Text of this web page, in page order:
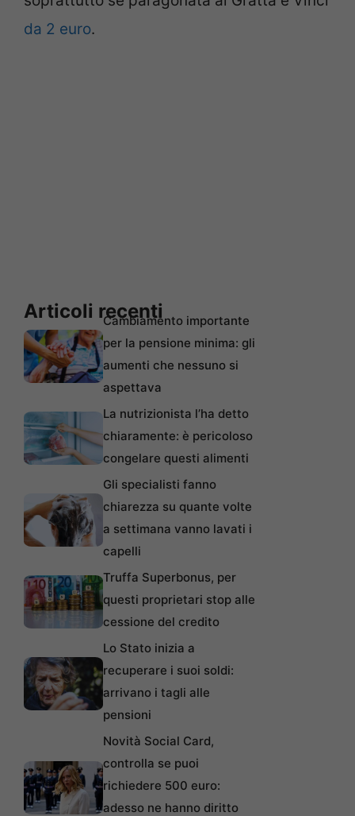
da 2 euro.
Articoli recentiCambiamento importante
per la pensione minima: gli
aumenti che nessuno si
aspettava
La nutrizionista l’ha detto
chiaramente: è pericoloso
congelare questi alimenti
Gli specialisti fanno
chiarezza su quante volte
a settimana vanno lavati i
capelli
Truffa Superbonus, per
questi proprietari stop alle
cessione del credito
Lo Stato inizia a
recuperare i suoi soldi:
arrivano i tagli alle
pensioni
Novità Social Card,
controlla se puoi
richiedere 500 euro:
adesso ne hanno diritto